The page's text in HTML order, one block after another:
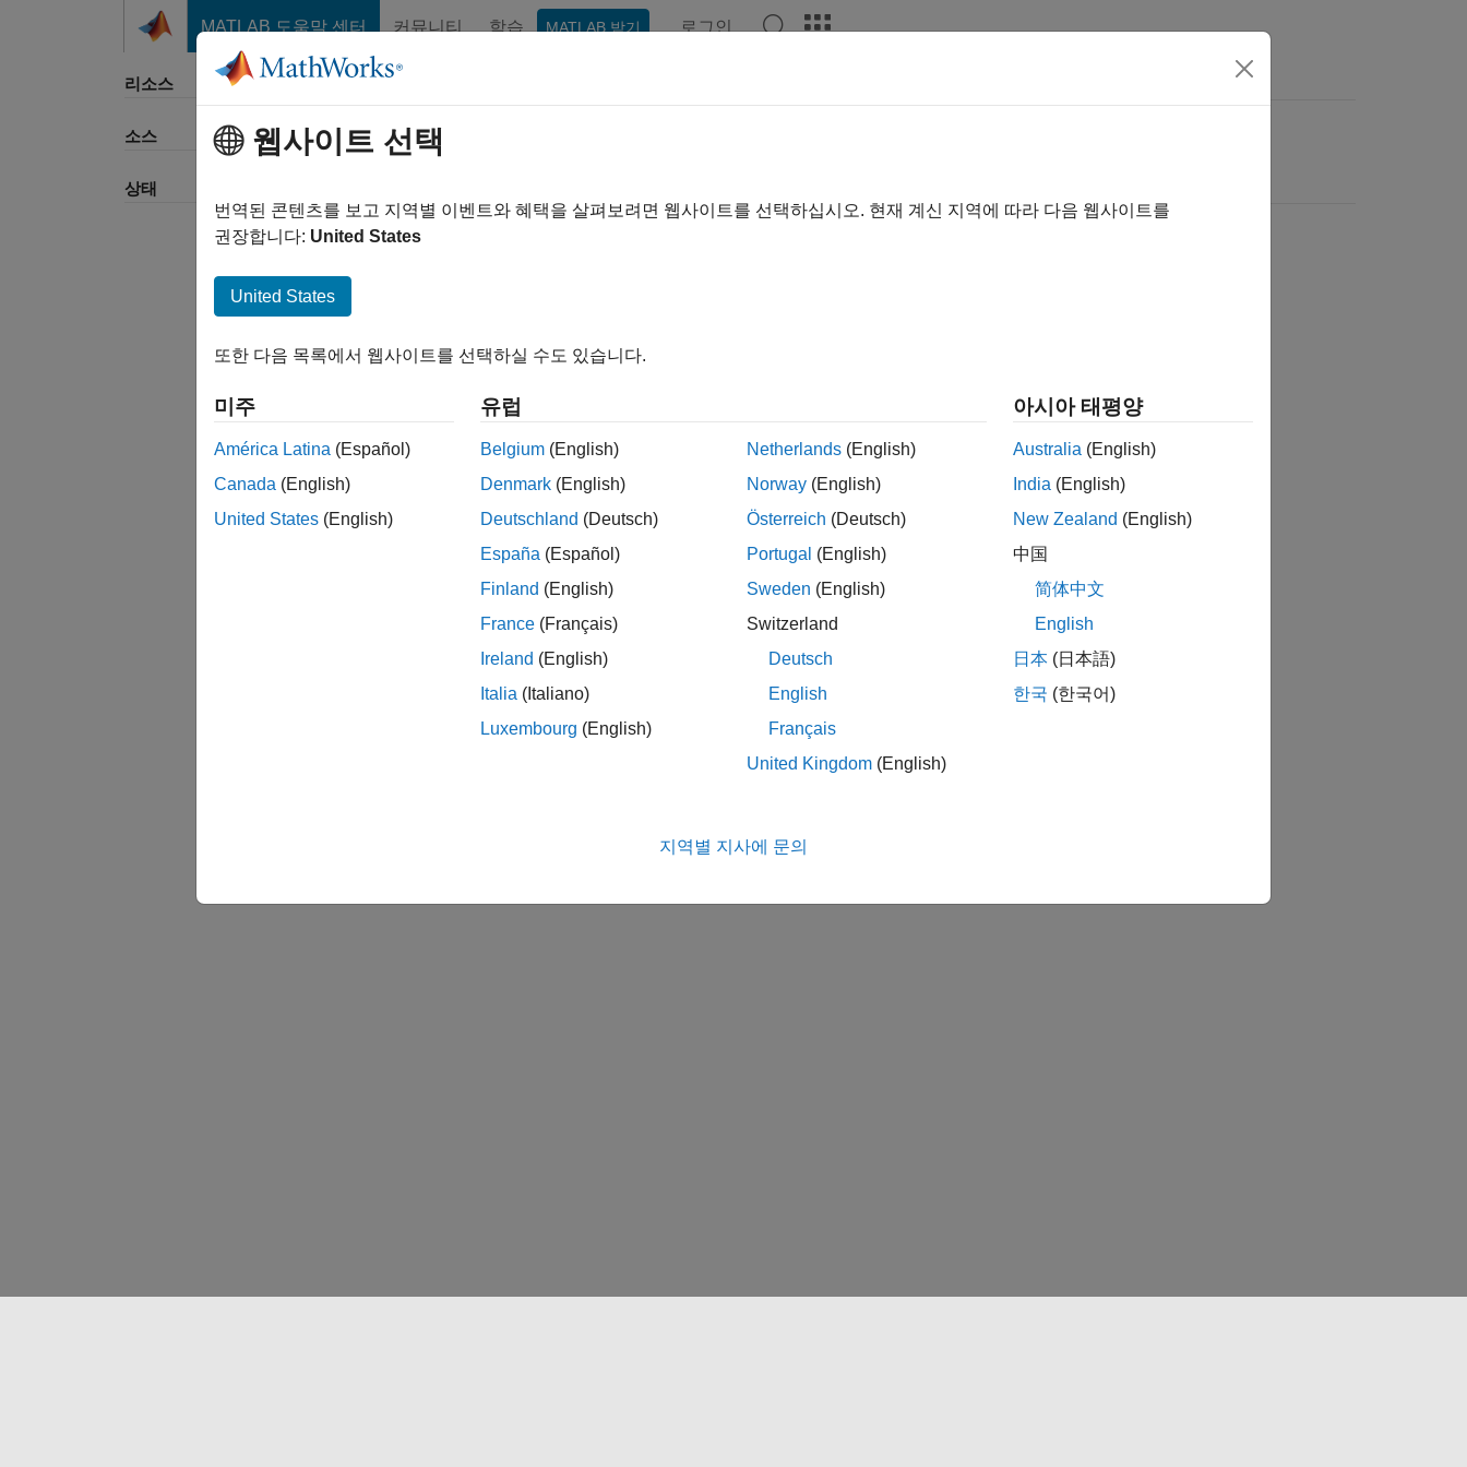
MATLAB 도움말 센터 커뮤니티 학습 MATLAB 받기 로그인
리소스
소스
상태
웹사이트 선택
번역된 콘텐츠를 보고 지역별 이벤트와 혜택을 살펴보려면 웹사이트를 선택하십시오. 현재 계신 지역에 따라 다음 웹사이트를
권장합니다: United States
United States
또한 다음 목록에서 웹사이트를 선택하실 수도 있습니다.
미주
América Latina (Español)
Canada (English)
United States (English)
유럽
Belgium (English)
Denmark (English)
Deutschland (Deutsch)
España (Español)
Finland (English)
France (Français)
Ireland (English)
Italia (Italiano)
Luxembourg (English)
Netherlands (English)
Norway (English)
Österreich (Deutsch)
Portugal (English)
Sweden (English)
Switzerland
Deutsch
English
Français
United Kingdom (English)
아시아 태평양
Australia (English)
India (English)
New Zealand (English)
中国
简体中文
English
日本 (日本語)
한국 (한국어)
지역별 지사에 문의